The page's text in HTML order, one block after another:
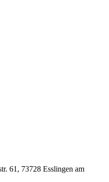
61, 73728 Esslingen am